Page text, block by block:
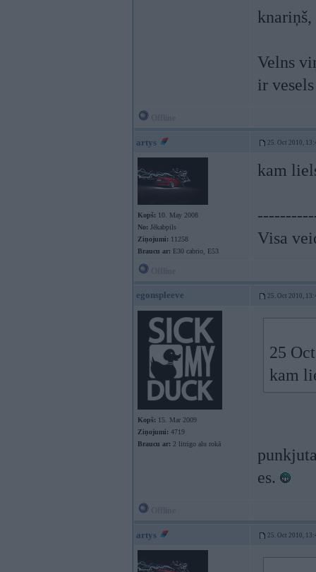
Velns
ir
artys 25. Oct 2010,
Kopš: 10. May 2008
No: Jēkabpils
Ziņojumi: 11258
Braucu ar: E30 cabrio, E53
kam
Visa
egonspleeve 25. Oct 2010,
Kopš: 15. Mar 2009
Ziņojumi: 4719
Braucu ar: 2 litrigo alu rokā
25
kam
es.
artys 25. Oct 2010,